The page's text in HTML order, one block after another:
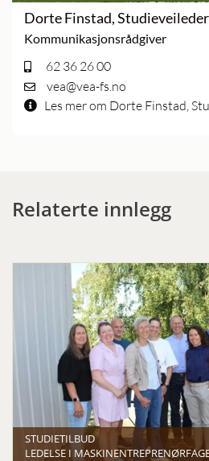
Dorte Finstad, Studieveileder
Kommunikasjonsrådgiver
62 36 26 00
vea@vea-fs.no
Les mer om Dorte Finstad,
Relaterte innlegg
STUDIETILBUD
LEDELSE I